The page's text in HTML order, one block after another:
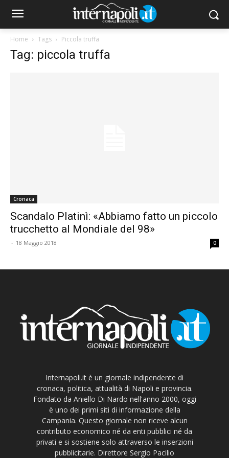
Home Tags Piccola truffa
Tag: piccola truffa
Cronaca
Scandalo Platinì: «Abbiamo fatto un piccolo
trucchetto al Mondiale del 98»
- 18 Maggio 2018 0
Internapoli.it è un giornale indipendente di
cronaca, politica, attualità di Napoli e provincia.
Fondato da Aniello Di Nardo nell'anno 2000, oggi
è uno dei primi siti di informazione della
Campania. Questo giornale non riceve alcun
contributo economico né da enti pubblici né da
privati e si sostiene solo attraverso le inserzioni
pubblicitarie. Direttore Sergio Pacilio